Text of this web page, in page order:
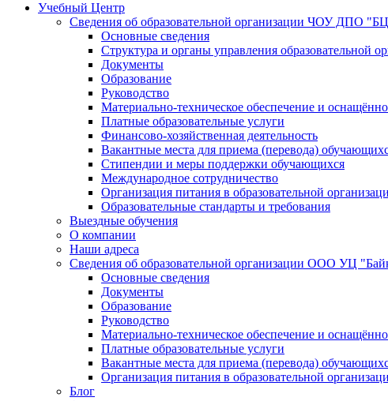
Учебный Центр
Сведения об образовательной организации ЧОУ ДПО
Основные сведения
Структура и органы управления образовательной
Документы
Образование
Руководство
Материально-техническое обеспечение и
Платные образовательные услуги
Финансово-хозяйственная деятельность
Вакантные места для приема (перевода)
Стипендии и меры поддержки обучающихся
Международное сотрудничество
Организация питания в образовательной
Образовательные стандарты и требования
Выездные обучения
О компании
Наши адреса
Сведения об образовательной организации ООО УЦ
Основные сведения
Документы
Образование
Руководство
Материально-техническое обеспечение и
Платные образовательные услуги
Вакантные места для приема (перевода)
Организация питания в образовательной
Блог